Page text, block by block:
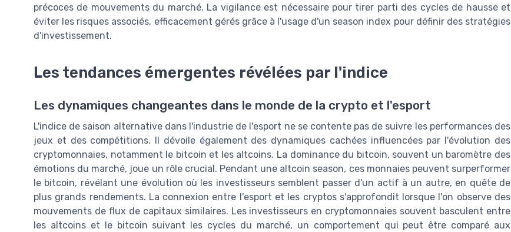
précoces de mouvements du marché. La vigilance est nécessaire pour tirer parti des cycles de hausse et
éviter les risques associés, efficacement gérés grâce à l'usage d'un season index pour définir des stratégies
d'investissement.
Les tendances émergentes révélées par l'indice
Les dynamiques changeantes dans le monde de la crypto et l'esport
L'indice de saison alternative dans l'industrie de l'esport ne se contente pas de suivre les performances des
jeux et des compétitions. Il dévoile également des dynamiques cachées influencées par l'évolution des
cryptomonnaies, notamment le bitcoin et les altcoins. La dominance du bitcoin, souvent un baromètre des
émotions du marché, joue un rôle crucial. Pendant une altcoin season, ces monnaies peuvent surperformer
le bitcoin, révélant une évolution où les investisseurs semblent passer d'un actif à un autre, en quête de
plus grands rendements. La connexion entre l'esport et les cryptos s'approfondit lorsque l'on observe des
mouvements de flux de capitaux similaires. Les investisseurs en cryptomonnaies souvent basculent entre
les altcoins et le bitcoin suivant les cycles du marché, un comportement qui peut être comparé aux